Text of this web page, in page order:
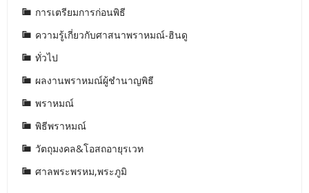
การเตรียมการก่อนพิธี
ความรู้เกี่ยวกับศาสนาพราหมณ์-ฮินดู
ทั่วไป
ผลงานพราหมณ์ผู้ชำนาญพิธี
พราหมณ์
พิธีพราหมณ์
วัตถุมงคล&โอสถอายุรเวท
ศาลพระพรหม,พระภูมิ